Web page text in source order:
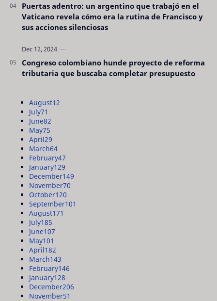
Puertas adentro: un argentino que trabajó en el
Vaticano revela cómo era la rutina de Francisco y
sus acciones silenciosas
Congreso colombiano hunde proyecto de reforma
tributaria que buscaba completar presupuesto
August12
July71
June82
May75
April29
March64
February47
January129
December149
November70
October120
September101
August171
July185
June107
May101
April182
March143
February146
January128
December206
November51